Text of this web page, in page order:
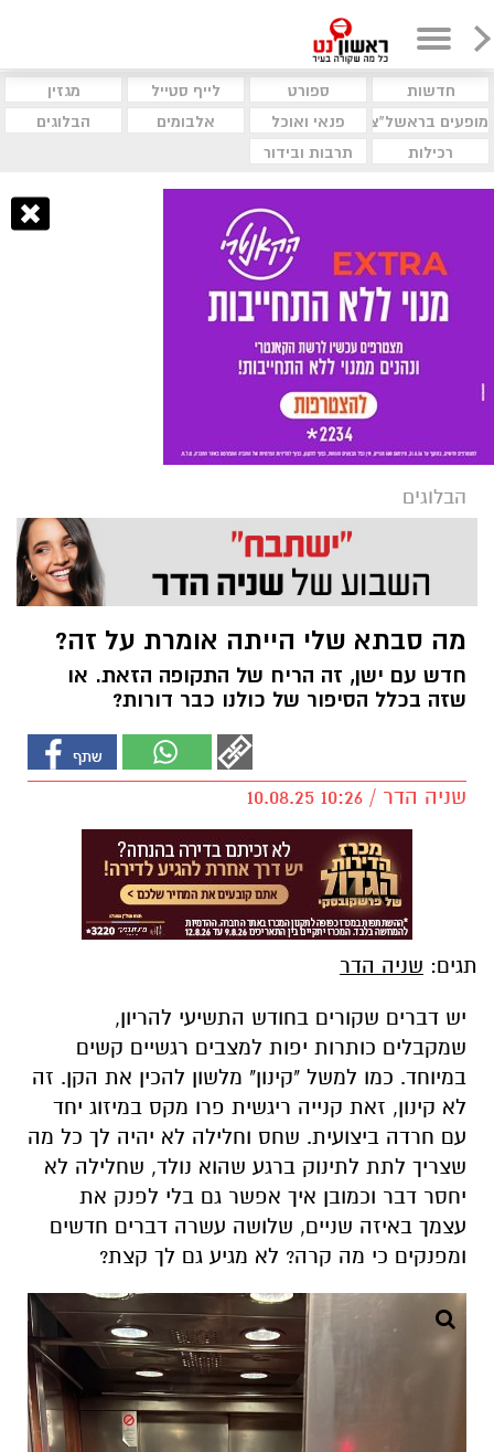
חדשות ספורט לייף סטייל
מגזין
מופעים בראשל"צ
פנאי ואוכל אלבומים
הבלוגים
רכילות
תרבות ובידור
הבלוגים
מה סבתא שלי הייתה אומרת על זה?
חדש עם ישן, זה הריח של התקופה הזאת. או
שזה בכלל הסיפור של כולנו כבר דורות?
שניה הדר / 10:26 10.08.25
תגים: שניה הדר
יש דברים שקורים בחודש התשיעי להריון,
שמקבלים כותרות יפות למצבים רגשיים קשים
במיוחד. כמו למשל "קינון" מלשון להכין את הקן. זה
לא קינון, זאת קנייה ריגשית פרו מקס במיזוג יחד
עם חרדה ביצועית. שחס וחלילה לא יהיה לך כל מה
שצריך לתת לתינוק ברגע שהוא נולד, שחלילה לא
יחסר דבר וכמובן איך אפשר גם בלי לפנק את
עצמך באיזה שניים, שלושה עשרה דברים חדשים
ומפנקים כי מה קרה? לא מגיע גם לך קצת?